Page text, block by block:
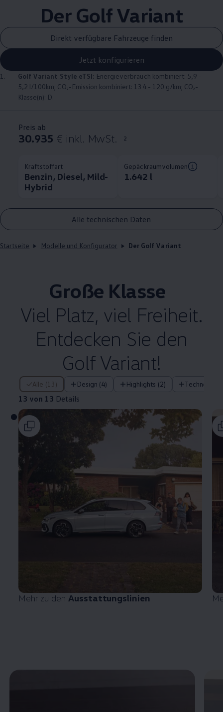
Der GolfVariant
Direkt verfügbare Fahrzeuge finden
Jetzt konfigurieren
1. Golf Variant Style eTSI: Energieverbrauch kombiniert: 5,9 -
5,2 l/100km; CO₂-Emission kombiniert: 134 - 120 g/km; CO₂-
Klasse(n): D.
Preis ab
30.935 € inkl. MwSt. 2
Kraftstoffart
Benzin, Diesel, Mild-
Hybrid
Gepäckraumvolumen
1.642 l
Alle technischen Daten
Startseite Modelle und Konfigurator Der Golf Variant
Große Klasse
Viel Platz, viel Freiheit.
Entdecken Sie den
Golf Variant!
Alle (13) Design (4) Highlights (2)
13 von 13 Details
13 von 13 Details
Mehr zu den Ausstattungslinien
Enable fullscreen mode